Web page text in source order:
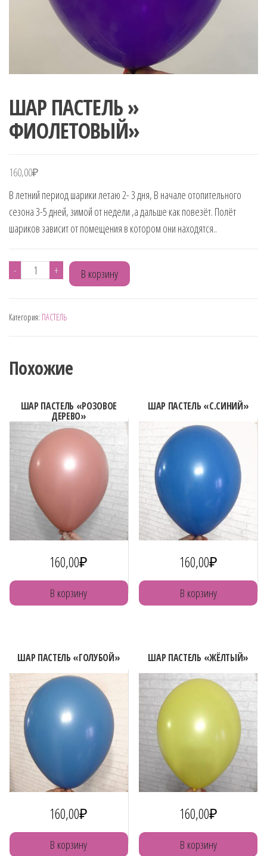
ШАР ПАСТЕЛЬ »
ФИОЛЕТОВЫЙ»
160,00₽
В летний период шарики летаю 2- 3 дня, В начале отопительного
сезона 3-5 дней, зимой от недели ,а дальше как повезёт. Полёт
шариков зависит от помещения в котором они находятся..
-
Количество
ПАСТЕЛЬ
+ В корзину
Категория: ПАСТЕЛЬ
Похожие
ШАР ПАСТЕЛЬ «РОЗОВОЕ
ДЕРЕВО»
160,00₽
В корзину
ШАР ПАСТЕЛЬ «С.СИНИЙ»
160,00₽
В корзину
ШАР ПАСТЕЛЬ «ГОЛУБОЙ»
160,00₽
В корзину
ШАР ПАСТЕЛЬ «ЖЁЛТЫЙ»
160,00₽
В корзину